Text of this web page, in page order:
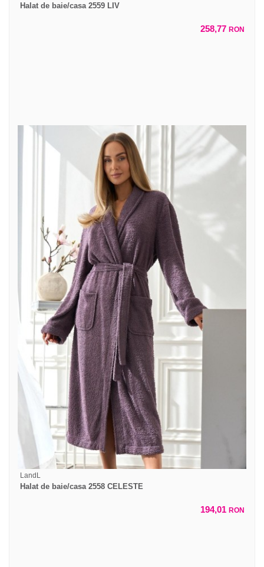
Halat de baie/casa 2559 LIV
258,77 RON
LandL
Halat de baie/casa 2558 CELESTE
194,01 RON